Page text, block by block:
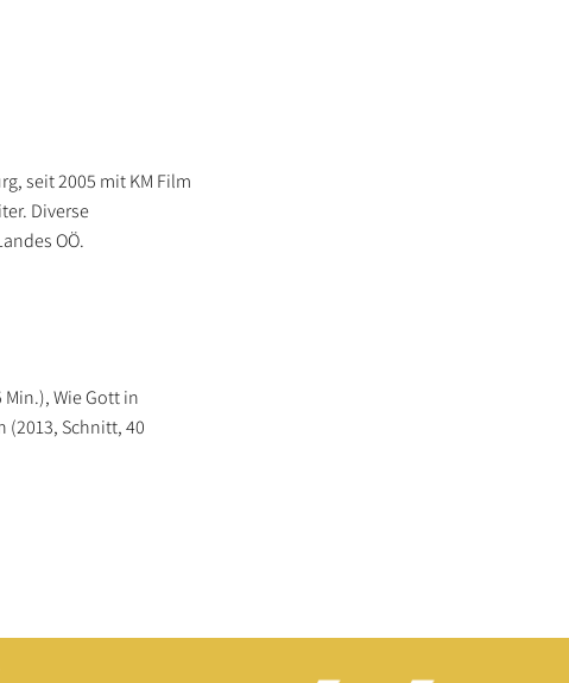
seit 2005 mit KM Film
Diverse
OÖ.
Wie Gott in
(2013, Schnitt, 40